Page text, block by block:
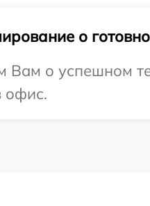
о
о успешном
офис.